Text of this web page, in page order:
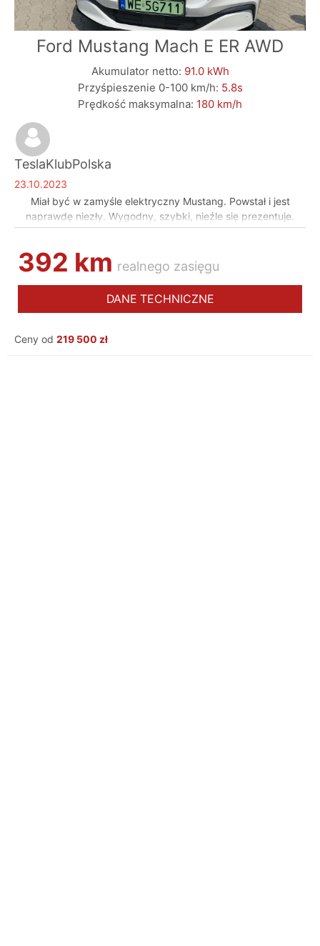
Ford Mustang Mach E ER AWD
Akumulator netto: 91.0 kWh
Przyśpieszenie 0-100 km/h: 5.8s
Prędkość maksymalna: 180 km/h
TeslaKlubPolska
23.10.2023
Miał być w zamyśle elektryczny Mustang. Powstał i jest
naprawdę niezły. Wygodny, szybki, nieźle się prezentuje.
Jednak mam pewien niedosyt. Chyba zużywa zbyt dużo
ładowanie na stacjach DC, szczególnie w nieco zimniejszej
aurze. W lecie w miarę ok, ale gdy temperatura spadnie
obserwując zużycie i moc ładowania. Może ford poprawi to,
392 km realnego zasięgu
DANE TECHNICZNE
Ceny od 219 500 zł